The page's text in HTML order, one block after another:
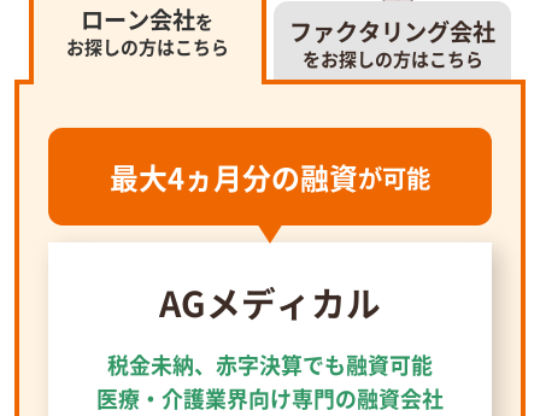
ローン会社を
お探しの方はこちら
ファクタリング会社
をお探しの方はこちら
最大4ヵ月分の融資が可能
AGメディカル
税金未納、赤字決算でも融資可能
医療・介護業界向け専門の融資会社